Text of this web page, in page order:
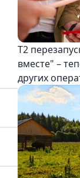
Т2
вместе" –
других